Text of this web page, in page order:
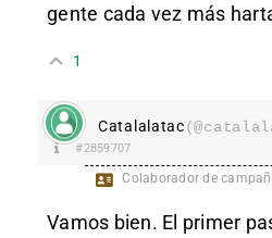
gente cada vez más
1
Catalalatac
#2859707
Colaborador de
Vamos bien. El primer